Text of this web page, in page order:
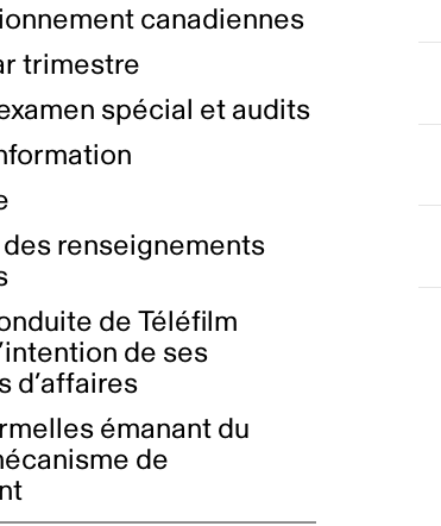
canadiennes
trimestre
spécial et audits
renseignements
de Téléfilm
de ses
d’affaires
émanant du
de